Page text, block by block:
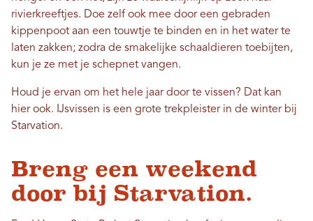
rivierkreeftjes. Doe zelf ook mee door een gebraden
kippenpoot aan een touwtje te binden en in het water te
laten zakken; zodra de smakelijke schaaldieren toebijten,
kun je ze met je schepnet vangen.
Houd je ervan om het hele jaar door te vissen? Dat kan
hier ook. IJsvissen is een grote trekpleister in de winter bij
Starvation.
Breng een weekend
door bij Starvation.